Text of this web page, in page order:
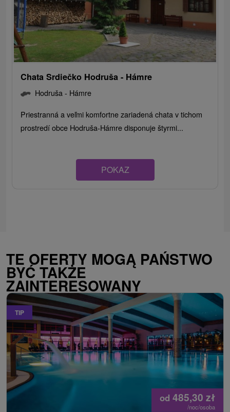
Chata Srdiečko Hodruša - Hámre
Hodruša - Hámre
Priestranná a veľmi komfortne zariadená chata v tichom
prostredí obce Hodruša-Hámre disponuje štyrmi...
POKAZ
TE OFERTY MOGĄ PAŃSTWO
BYĆ TAKŻE
ZAINTERESOWANY
TIP
od 485,30 zł
/noc/osoba